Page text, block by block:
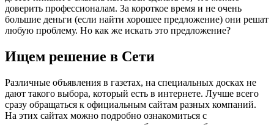
доверить профессионалам. За короткое время и не очень
большие деньги (если найти хорошее предложение) они решат
любую проблему. Но как же искать это предложение?
Ищем решение в Сети
Различные объявления в газетах, на специальных досках не
дают такого выбора, который есть в интернете. Лучше всего
сразу обращаться к официальным сайтам разных компаний.
На этих сайтах можно подробно ознакомиться с